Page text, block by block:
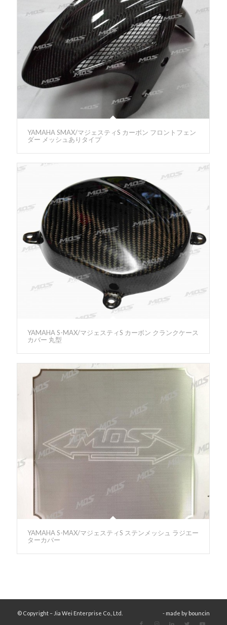
YAMAHA SMAX/マジェスティS カーボン フロントフェン
ダー メッシュありタイプ
YAMAHA S-MAX/マジェスティS カーボン クランクケース
カバー 丸型
YAMAHA S-MAX/マジェスティS ステンメッシュ ラジエー
ターカバー
© Copyright – Jia Wei Enterprise Co., Ltd. - made by bouncin